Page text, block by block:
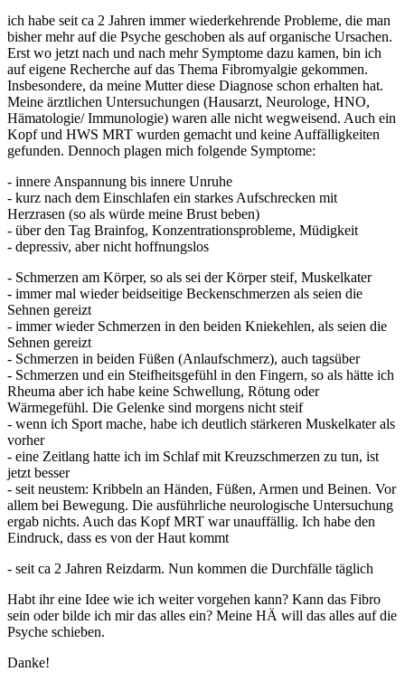
ich habe seit ca 2 Jahren immer wiederkehrende Probleme, die man
bisher mehr auf die Psyche geschoben als auf organische Ursachen.
Erst wo jetzt nach und nach mehr Symptome dazu kamen, bin ich
auf eigene Recherche auf das Thema Fibromyalgie gekommen.
Insbesondere, da meine Mutter diese Diagnose schon erhalten hat.
Meine ärztlichen Untersuchungen (Hausarzt, Neurologe, HNO,
Hämatologie/ Immunologie) waren alle nicht wegweisend. Auch ein
Kopf und HWS MRT wurden gemacht und keine Auffälligkeiten
gefunden. Dennoch plagen mich folgende Symptome:
- innere Anspannung bis innere Unruhe
- kurz nach dem Einschlafen ein starkes Aufschrecken mit
Herzrasen (so als würde meine Brust beben)
- über den Tag Brainfog, Konzentrationsprobleme, Müdigkeit
- depressiv, aber nicht hoffnungslos
- Schmerzen am Körper, so als sei der Körper steif, Muskelkater
- immer mal wieder beidseitige Beckenschmerzen als seien die
Sehnen gereizt
- immer wieder Schmerzen in den beiden Kniekehlen, als seien die
Sehnen gereizt
- Schmerzen in beiden Füßen (Anlaufschmerz), auch tagsüber
- Schmerzen und ein Steifheitsgefühl in den Fingern, so als hätte ich
Rheuma aber ich habe keine Schwellung, Rötung oder
Wärmegefühl. Die Gelenke sind morgens nicht steif
- wenn ich Sport mache, habe ich deutlich stärkeren Muskelkater als
vorher
- eine Zeitlang hatte ich im Schlaf mit Kreuzschmerzen zu tun, ist
jetzt besser
- seit neustem: Kribbeln an Händen, Füßen, Armen und Beinen. Vor
allem bei Bewegung. Die ausführliche neurologische Untersuchung
ergab nichts. Auch das Kopf MRT war unauffällig. Ich habe den
Eindruck, dass es von der Haut kommt
- seit ca 2 Jahren Reizdarm. Nun kommen die Durchfälle täglich
Habt ihr eine Idee wie ich weiter vorgehen kann? Kann das Fibro
sein oder bilde ich mir das alles ein? Meine HÄ will das alles auf die
Psyche schieben.
Danke!